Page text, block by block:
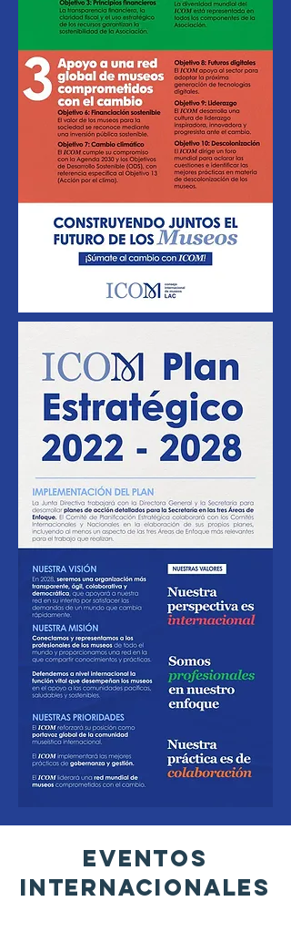
Eventos
INTERNACIONALES